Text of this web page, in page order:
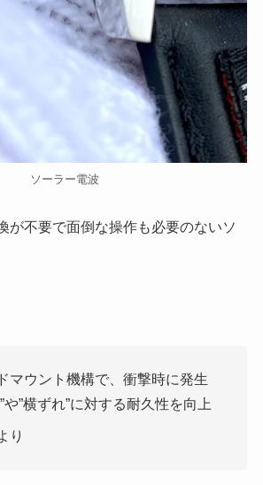
ソーラー電波
が不要で面倒な操作も必要のないソ
マウント機構で、衝撃時に発生
や”横ずれ”に対する耐久性を向上
り